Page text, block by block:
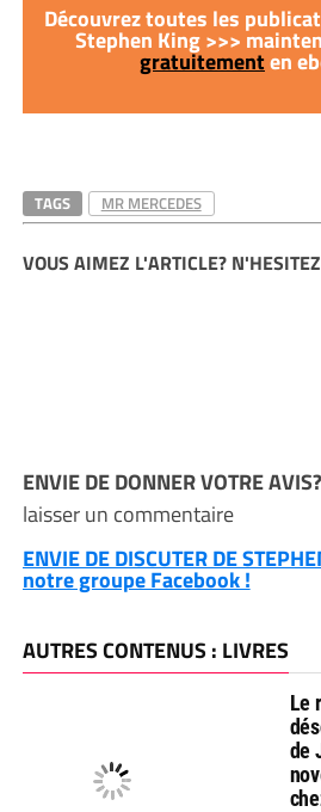
Découvrez toutes les
Stephen King >>>
gratuitementen
TAGS MR MERCEDES
VOUS AIMEZ L'ARTICLE?
ENVIE DE DONNER VOTRE AVIS?
laisser un commentaire
ENVIE DE DISCUTER DE
notre groupe Facebook !
AUTRES CONTENUS : LIVRES
Le
de